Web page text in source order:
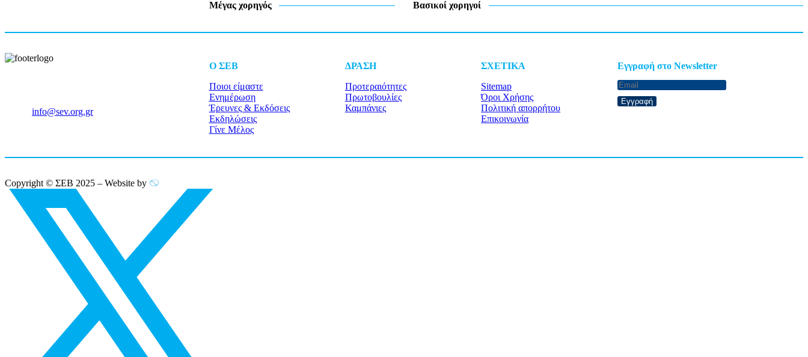
Μέγας χορηγός Βασικοί χορηγοί
info@sev.org.gr
O ΣΕΒ
Ποιοι είμαστε
Ενημέρωση
Έρευνες & Εκδόσεις
Εκδηλώσεις
Γίνε Μέλος
ΔΡΑΣΗ
Προτεραιότητες
Πρωτοβουλίες
Καμπάνιες
ΣΧΕΤΙΚΑ
Sitemap
Όροι Χρήσης
Πολιτική απορρήτου
Επικοινωνία
Eγγραφή στο Newsletter
Εγγραφή
Copyright © ΣΕΒ 2025 – Website by